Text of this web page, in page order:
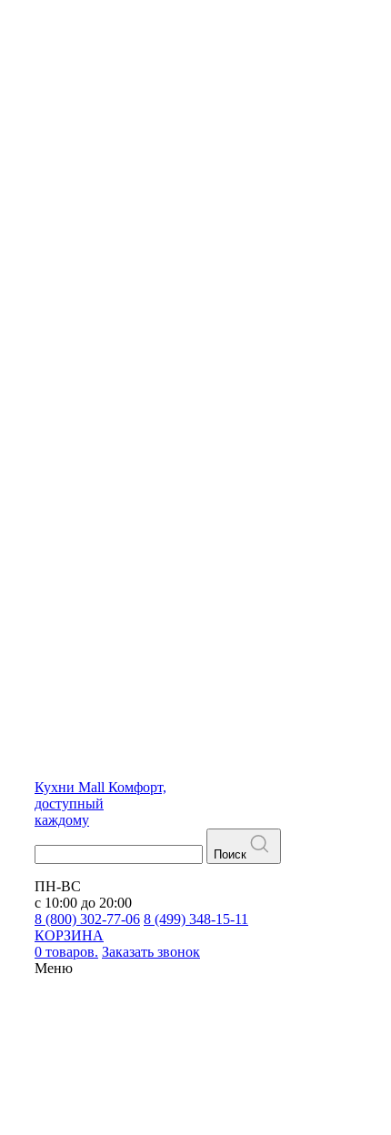
Кухни Mall Комфорт,
доступный
каждому
Поиск
ПН-ВС
с 10:00 до 20:00
8 (800) 302-77-06 8 (499) 348-15-11
КОРЗИНА
0 товаров. Заказать звонок
Меню